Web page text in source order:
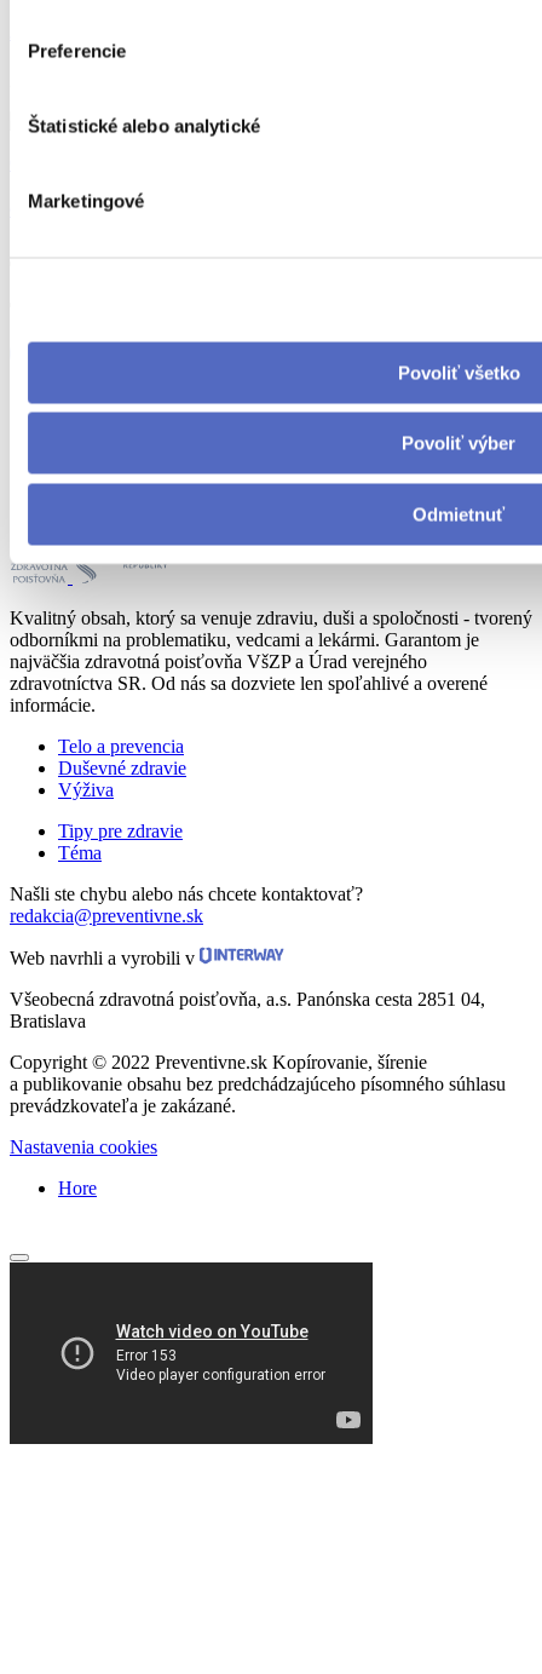
Preferencie
Štatistické alebo analytické
Marketingové
Povoliť všetko
Povoliť výber
Odmietnuť
Opäť vo forme
Zostaňme v spojení
spotify
Kvalitný obsah, ktorý sa venuje zdraviu, duši a spoločnosti - tvorený
odborníkmi na problematiku, vedcami a lekármi. Garantom je
najväčšia zdravotná poisťovňa VšZP a Úrad verejného
zdravotníctva SR. Od nás sa dozviete len spoľahlivé a overené
informácie.
Telo a prevencia
Duševné zdravie
Výživa
Tipy pre zdravie
Téma
Našli ste chybu alebo nás chcete kontaktovať?
redakcia@preventivne.sk
Web navrhli a vyrobili v
Všeobecná zdravotná poisťovňa, a.s. Panónska cesta 2851 04,
Bratislava
Copyright © 2022 Preventivne.sk Kopírovanie, šírenie
a publikovanie obsahu bez predchádzajúceho písomného súhlasu
prevádzkovateľa je zakázané.
Nastavenia cookies
Hore